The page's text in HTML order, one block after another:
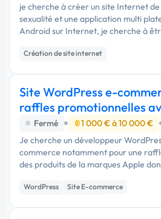
je cherche à créer un site Internet
sexualité et une application multi
Android sur Internet, je cherche à
sur internet : genre
fonctionnel …
Création de site internet
Site WordPress e-
raffles promotionnelles
option payante
Fermé 1 000 € à 10 000 €
Je cherche un développeur
commerce notamment pour une
des produits de la marques Apple
MacBook seront proposés chaque
gratuite et payantes avec …
WordPress
Site E-commerce